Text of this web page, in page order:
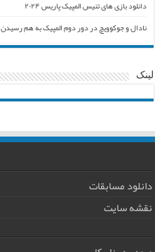
دانلود بازی های تنیس المپیک پاریس ۲۰۲۴
نادال و جوکوویچ در دور دوم المپیک به هم رسیدن
لینک
دانلود مسابقات
نقشه سایت